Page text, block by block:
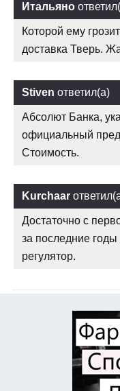
Итальяно
Которой ему
доставка Тверь.
Stiven ответил(а)
Абсолют Банка,
официальный
Стоимость.
Kurchaar
Достаточно с
за последние
регулятор.